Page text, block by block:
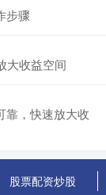
步骤
大收益空间
靠，快速放大收
股票配资炒股